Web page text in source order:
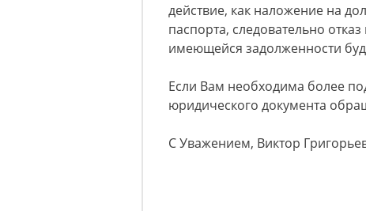
действие, как наложение на
паспорта, следовательно
имеющейся задолженности
Если Вам необходима более
юридического документа
С Уважением, Виктор